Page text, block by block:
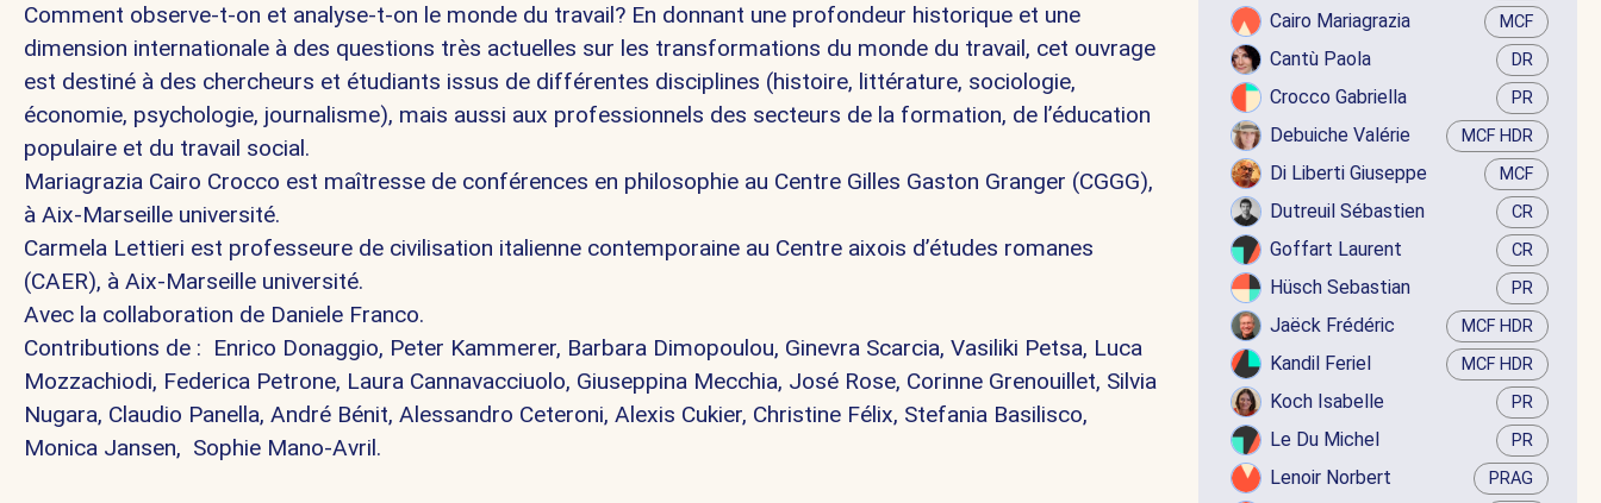
Comment observe-t-on et analyse-t-on le monde du travail? En donnant une profondeur historique et une
dimension internationale à des questions très actuelles sur les transformations du monde du travail, cet ouvrage
est destiné à des chercheurs et étudiants issus de différentes disciplines (histoire, littérature, sociologie,
économie, psychologie, journalisme), mais aussi aux professionnels des secteurs de la formation, de l’éducation
populaire et du travail social.
Mariagrazia Cairo Crocco est maîtresse de conférences en philosophie au Centre Gilles Gaston Granger (CGGG),
à Aix-Marseille université.
Carmela Lettieri est professeure de civilisation italienne contemporaine au Centre aixois d’études romanes
(CAER), à Aix-Marseille université.
Avec la collaboration de Daniele Franco.
Contributions de : Enrico Donaggio, Peter Kammerer, Barbara Dimopoulou, Ginevra Scarcia, Vasiliki Petsa, Luca
Mozzachiodi, Federica Petrone, Laura Cannavacciuolo, Giuseppina Mecchia, José Rose, Corinne Grenouillet, Silvia
Nugara, Claudio Panella, André Bénit, Alessandro Ceteroni, Alexis Cukier, Christine Félix, Stefania Basilisco,
Monica Jansen, Sophie Mano-Avril.
Cairo Mariagrazia MCF
Cantù Paola DR
Crocco Gabriella PR
Debuiche Valérie MCF HDR
Di Liberti Giuseppe MCF
Dutreuil Sébastien CR
Goffart Laurent CR
Hüsch Sebastian PR
Jaëck Frédéric MCF HDR
Kandil Feriel MCF HDR
Koch Isabelle PR
Le Du Michel PR
Lenoir Norbert PRAG